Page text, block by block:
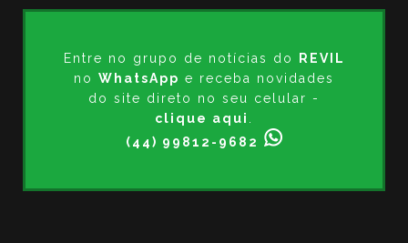
Entre no grupo de notícias do
REVIL
no WhatsApp e receba novidades
do site direto no seu celular -
clique aqui
(44) 99812-9682